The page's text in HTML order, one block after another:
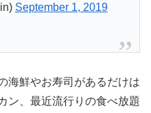
September 1, 2019
海鮮やお寿司があるだけは
ン、最近流行りの食べ放題